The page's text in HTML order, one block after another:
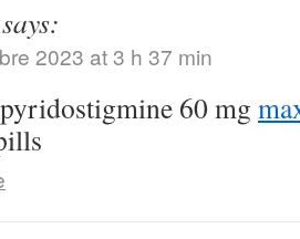
says:
2023 at 3 h 37 min
60 mg